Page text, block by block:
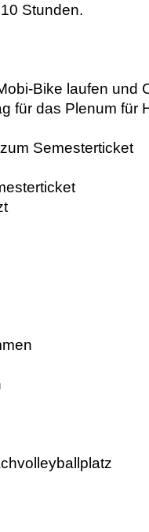
Stunden.
Bike laufen und
für das Plenum für
Semesterticket